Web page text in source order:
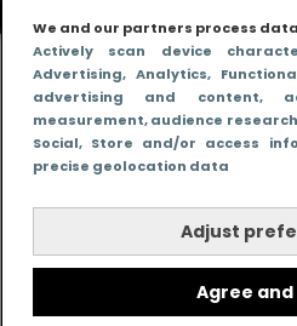
We and our partners process
Actively scan device
Advertising, Analytics,
advertising and content,
measurement, audience
Social, Store and/or access
precise geolocation data
Adjust
Agree and